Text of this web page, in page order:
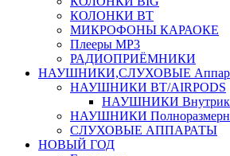
КОЛОНКИ BT
МИКРОФОНЫ КАРАОКЕ
Плееры MP3
РАДИОПРИЁМНИКИ
НАУШНИКИ,СЛУХОВЫЕ
НАУШНИКИ BT/AIRPODS
НАУШНИКИ
НАУШНИКИ
СЛУХОВЫЕ АППАРАТЫ
НОВЫЙ ГОД